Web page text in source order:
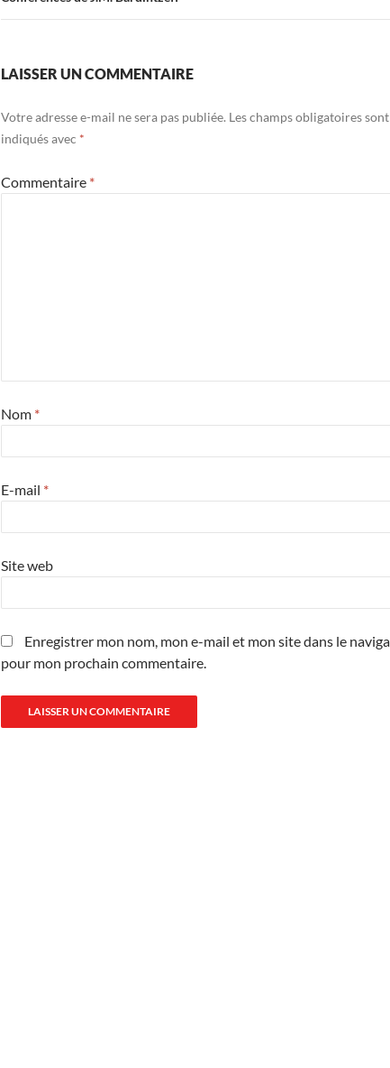
LAISSER UN COMMENTAIRE
Votre adresse e-mail ne sera pas publiée. Les champs obligatoires sont
indiqués avec *
Commentaire *
Nom *
E-mail *
Site web
Enregistrer mon nom, mon e-mail et mon site dans le
pour mon prochain commentaire.